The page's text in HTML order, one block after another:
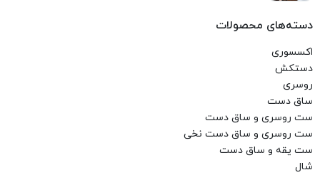
دسته‌های محصولات
اکسسوری
دستکش
روسری
ساق دست
ست روسری و ساق دست
ست روسری و ساق دست نخی
ست یقه و ساق دست
شال